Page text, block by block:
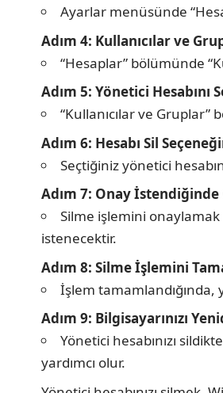
Ayarlar menüsünde
Adım 4: Kullanıcılar ve
“Hesaplar” bölümünde
Adım 5: Yönetici Hesabını
“Kullanıcılar ve Gruplar”
Adım 6: Hesabı Sil
Seçtiğiniz yönetici
Adım 7: Onay İstendiğinde
Silme işlemini
istenecektir.
Adım 8: Silme İşlemini
İşlem tamamlandığında,
Adım 9: Bilgisayarınızı
Yönetici hesabınızı
yardımcı olur.